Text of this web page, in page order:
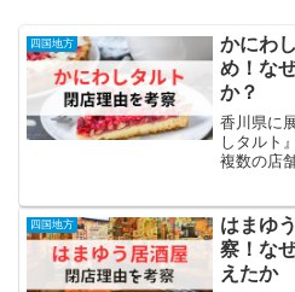
四国地方
かにわ
め！な
か？
香川県に
しタルト
複数の店
店舗は閉
しタルト
四国地方
はまゆ
察！な
えたか